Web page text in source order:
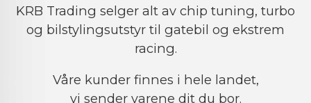
KRB Trading selger alt av chip tuning, turbo
og bilstylingsutstyr til gatebil og ekstrem
racing.
Våre kunder finnes i hele landet,
vi sender varene dit du bor.